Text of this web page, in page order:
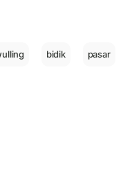
bidik pasar